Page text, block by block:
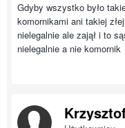
Gdyby wszystko było
komornikami ani takiej
nielegalnie ale zajął i to
nielegalnie a nie komornik